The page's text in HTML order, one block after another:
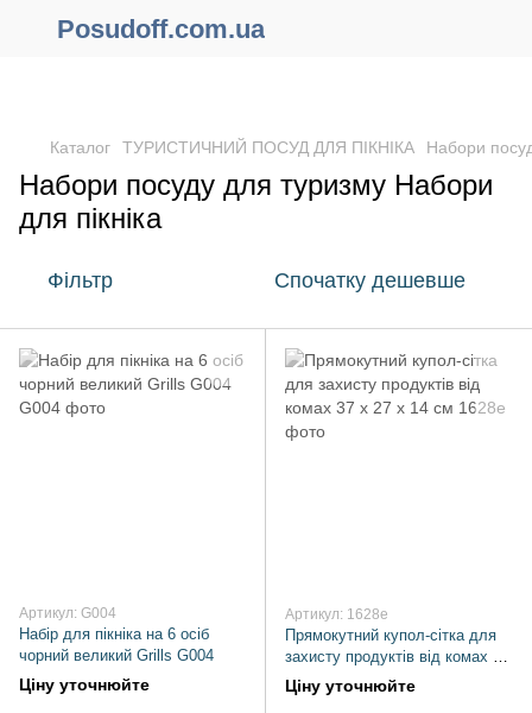
Posudoff.com.ua
Каталог ТУРИСТИЧНИЙ ПОСУД ДЛЯ ПІКНІКА Набори
Набори посуду для туризму Набори
для пікніка
Фільтр Спочатку дешевше
Артикул: G004
Набір для пікніка на 6 осіб
чорний великий Grills G004
Ціну уточнюйте
Артикул: 1628e
Прямокутний купол-сітка для
захисту продуктів від комах 37
х 27 х 14 см
Ціну уточнюйте